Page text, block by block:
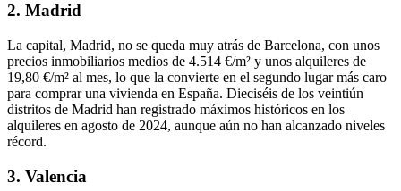
2. Madrid
La capital, Madrid, no se queda muy atrás de Barcelona, con unos
precios inmobiliarios medios de 4.514 €/m² y unos alquileres de
19,80 €/m² al mes, lo que la convierte en el segundo lugar más caro
para comprar una vivienda en España. Dieciséis de los veintiún
distritos de Madrid han registrado máximos históricos en los
alquileres en agosto de 2024, aunque aún no han alcanzado niveles
récord.
3. Valencia